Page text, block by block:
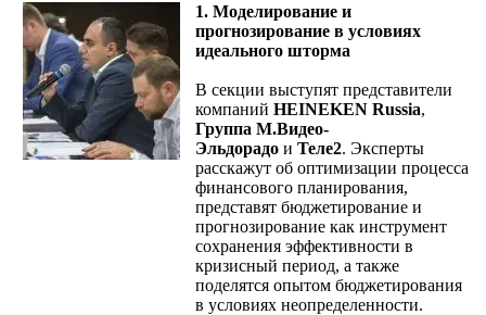
1. Моделирование и
прогнозирование в условиях
идеального шторма
В секции выступят представители
компаний HEINEKEN Russia,
Группа М.Видео-
Эльдорадо и Теле2. Эксперты
расскажут об оптимизации процесса
финансового планирования,
представят бюджетирование и
прогнозирование как инструмент
сохранения эффективности в
кризисный период, а также
поделятся опытом бюджетирования
в условиях неопределенности.